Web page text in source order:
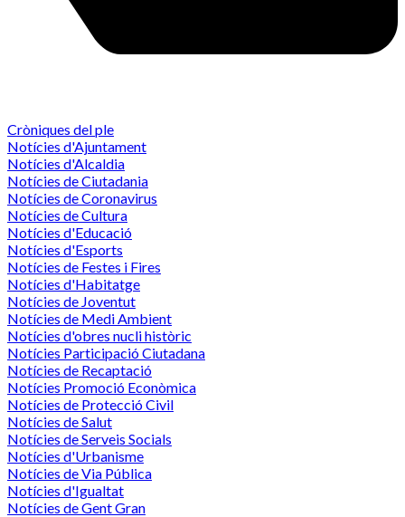
Cròniques del ple
Notícies d'Ajuntament
Notícies d'Alcaldia
Notícies de Ciutadania
Notícies de Coronavirus
Notícies de Cultura
Notícies d'Educació
Notícies d'Esports
Notícies de Festes i Fires
Notícies d'Habitatge
Notícies de Joventut
Notícies de Medi Ambient
Notícies d'obres nucli històric
Notícies Participació Ciutadana
Notícies de Recaptació
Notícies Promoció Econòmica
Notícies de Protecció Civil
Notícies de Salut
Notícies de Serveis Socials
Notícies d'Urbanisme
Notícies de Via Pública
Notícies d'Igualtat
Notícies de Gent Gran